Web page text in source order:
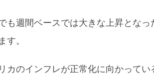
も週間ベースでは大きな上昇とな
す。
カのインフレが正常化に向かって